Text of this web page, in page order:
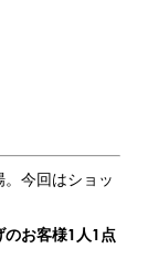
今回はショッ
お客様1人1点